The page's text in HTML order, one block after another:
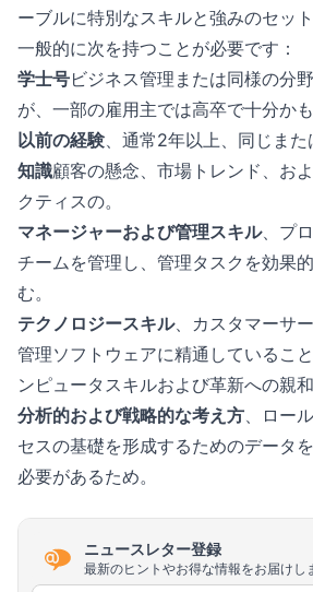
ーブルに特別なスキルと強みのセッ
一般的に次を持つことが必要です：
学士号ビジネス管理または同様の分
が、一部の雇用主では高卒で十分かも
以前の経験、通常2年以上、同じまた
知識顧客の懸念、市場トレンド、お
クティスの。
マネージャーおよび管理スキル、プ
チームを管理し、管理タスクを効果
む。
テクノロジースキル、カスタマーサ
管理ソフトウェアに精通しているこ
ンピュータスキルおよび革新への親和
分析的および戦略的な考え方、ロー
セスの基礎を形成するためのデータ
必要があるため。
ニュースレター登録
最新のヒントやお得な情報をお届けし